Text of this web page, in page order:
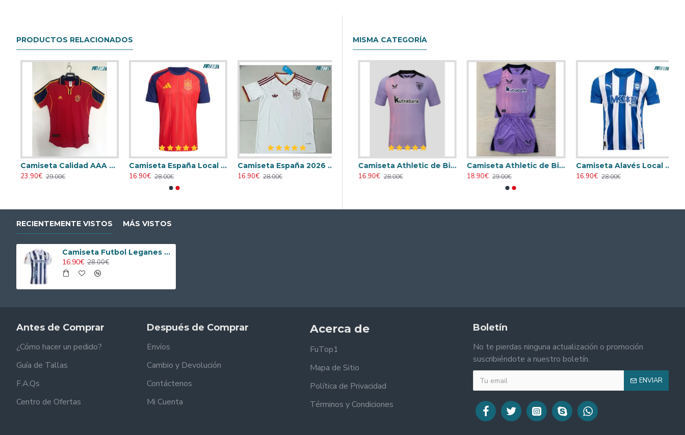
PRODUCTOS RELACIONADOS
Camiseta Calidad AAA España Local 2000 Retro Clasico
23.90€ 29.00€
Camiseta España Local Mundial 2026 Rojo/Azul
16.90€ 28.00€
Camiseta España 2026 Blanco
16.90€ 28.00€
MISMA CATEGORÍA
23.90€ 31.00€
Camiseta AC Milan 1998/1999 Local Retro
23.90€ 31.00€
23.90€ 31.00€
Camiseta Athletic de Bilbao 2024/2025 Alternativo
16.90€ 28.00€
Camiseta Athletic de Bilbao 2024/2025 Alternativo Niño Kit
18.90€ 29.00€
Camiseta Alavés Local 2025/2026 Azul/Blanco con Parche La Liga
16.90€ 28.00€
RECIENTEMENTE VISTOS MÁS VISTOS
Camiseta Futbol Leganes Home 2025/26
16.90€ 28.00€
Antes de Comprar
¿Cómo hacer un pedido?
Guía de Tallas
F.A.Qs
Centro de Ofertas
Después de Comprar
Envíos
Cambio y Devolución
Contáctenos
Mi Cuenta
Acerca de
FuTop1
Mapa de Sitio
Política de Privacidad
Términos y Condiciones
Boletín
No te pierdas ninguna actualización o promoción
suscribiéndote a nuestro boletín.
ENVIAR